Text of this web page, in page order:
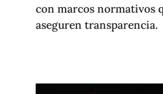
con marcos normativos
aseguren transparencia.